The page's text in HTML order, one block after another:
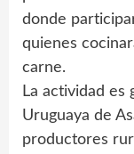
donde
quienes
carne.
La actividad es
Uruguaya de
productores